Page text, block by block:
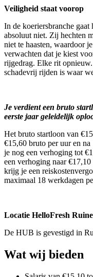
Veiligheid staat voorop
In de koeriersbranche
absoluut niet. Zij hechten
niet te haasten, waardoor
verwachten dat je kiest
rijgedrag. Elke rit
schadevrij rijden is waar
Je verdient een bruto
eerste jaar geleidelijk
Het bruto startloon van
€15,60 bruto per uur en
je nog een verhoging tot
een verhoging naar
krijg je een
maximaal 18 werkdagen
Locatie HelloFresh
De HUB is gevestigd in
Wat wij bieden